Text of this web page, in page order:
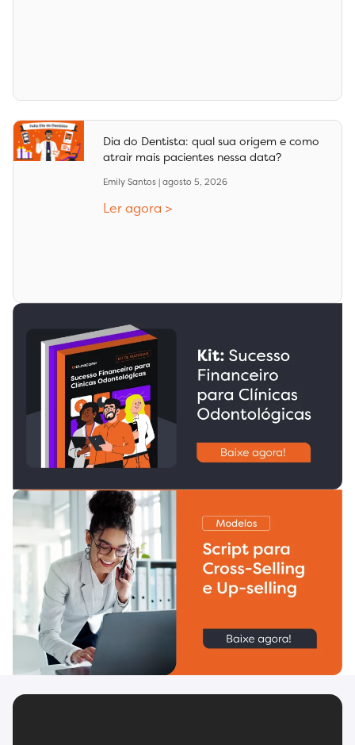
Dia do Dentista: qual sua origem e como
atrair mais pacientes nessa data?
Emily Santos agosto 5, 2026
Ler agora >